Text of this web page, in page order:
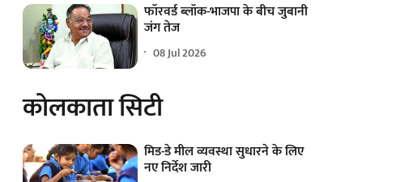
फॉरवर्ड ब्लॉक-भाजपा के बीच जुबानी
जंग तेज
08 Jul 2026
कोलकाता सिटी
मिड-डे मील व्यवस्था सुधारने के लिए
नए निर्देश जारी